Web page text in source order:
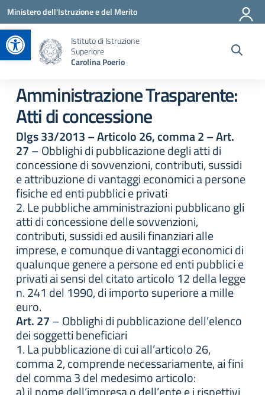
Apri la barra degli strumenti
Vai ai contenuti
Vai al menu di navigazione
Vai al footer
Ministero dell'Istruzione e del Merito
Istituto di Istruzione
Superiore
Carolina Poerio
Amministrazione Trasparente:
Atti di concessione
Dlgs 33/2013 – Articolo 26, comma 2 – Art.
27– Obblighi di pubblicazione degli atti di
concessione di sovvenzioni, contributi, sussidi
e attribuzione di vantaggi economici a persone
fisiche ed enti pubblici e privati
2. Le pubbliche amministrazioni pubblicano gli
atti di concessione delle sovvenzioni,
contributi, sussidi ed ausili finanziari alle
imprese, e comunque di vantaggi economici di
qualunque genere a persone ed enti pubblici e
privati ai sensi del citato articolo 12 della legge
n. 241 del 1990, di importo superiore a mille
euro.
Art. 27– Obblighi di pubblicazione dell’elenco
dei soggetti beneficiari
1. La pubblicazione di cui all’articolo 26,
comma 2, comprende necessariamente, ai fini
del comma 3 del medesimo articolo: